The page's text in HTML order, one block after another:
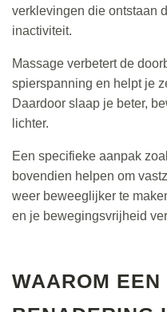
verklevingen die ontstaan
inactiviteit.
Massage verbetert de
spierspanning en helpt je
Daardoor slaap je beter,
lichter.
Een specifieke aanpak
bovendien helpen om
weer beweeglijker te
en je bewegingsvrijheid
WAAROM